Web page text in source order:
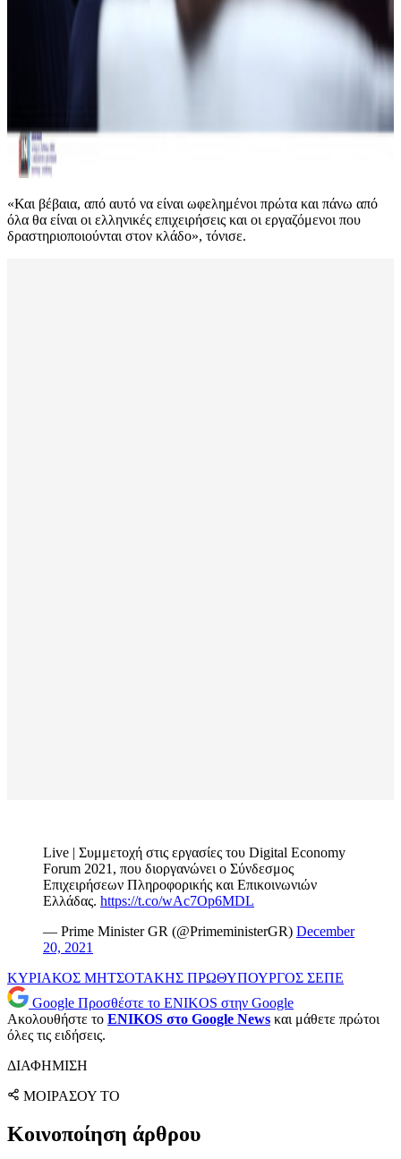
«Και βέβαια, από αυτό να είναι ωφελημένοι πρώτα και πάνω από
όλα θα είναι οι ελληνικές επιχειρήσεις και οι εργαζόμενοι που
δραστηριοποιούνται στον κλάδο», τόνισε.
Live | Συμμετοχή στις εργασίες του Digital Economy
Forum 2021, που διοργανώνει ο Σύνδεσμος
Επιχειρήσεων Πληροφορικής και Επικοινωνιών
Ελλάδας. https://t.co/wAc7Op6MDL
— Prime Minister GR (@PrimeministerGR) December
20, 2021
ΚΥΡΙΑΚΟΣ ΜΗΤΣΟΤΑΚΗΣ ΠΡΩΘΥΠΟΥΡΓΟΣ ΣΕΠΕ
Google Προσθέστε το ENIKOS στην Google
Ακολουθήστε το ENIKOS στο Google News και μάθετε πρώτοι
όλες τις ειδήσεις.
ΔΙΑΦΗΜΙΣΗ
ΜΟΙΡΑΣΟΥ ΤΟ
Κοινοποίηση άρθρου